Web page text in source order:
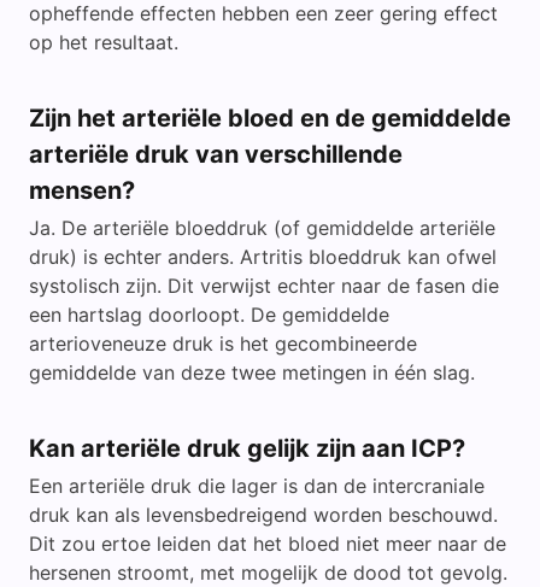
opheffende effecten hebben een zeer gering effect
op het resultaat.
Zijn het arteriële bloed en de gemiddelde
arteriële druk van verschillende
mensen?
Ja. De arteriële bloeddruk (of gemiddelde arteriële
druk) is echter anders. Artritis bloeddruk kan ofwel
systolisch zijn. Dit verwijst echter naar de fasen die
een hartslag doorloopt. De gemiddelde
arterioveneuze druk is het gecombineerde
gemiddelde van deze twee metingen in één slag.
Kan arteriële druk gelijk zijn aan ICP?
Een arteriële druk die lager is dan de intercraniale
druk kan als levensbedreigend worden beschouwd.
Dit zou ertoe leiden dat het bloed niet meer naar de
hersenen stroomt, met mogelijk de dood tot gevolg.